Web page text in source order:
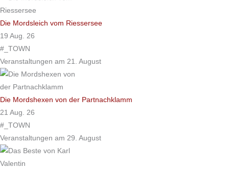
Die Mordsleich vom Riessersee
19 Aug. 26
#_TOWN
Veranstaltungen am 21. August
Die Mordshexen von der Partnachklamm
21 Aug. 26
#_TOWN
Veranstaltungen am 29. August